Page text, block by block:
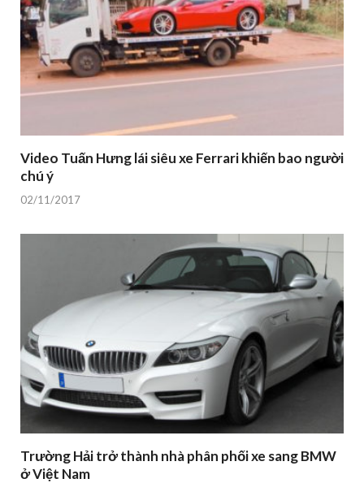
Video Tuấn Hưng lái siêu xe Ferrari khiến bao người
chú ý
02/11/2017
Trường Hải trở thành nhà phân phối xe sang BMW
ở Việt Nam